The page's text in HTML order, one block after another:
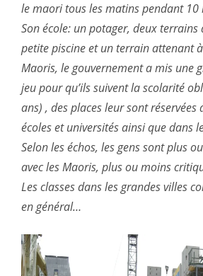
le maori tous les matins pendant
Son école: un potager, deux terrains
petite piscine et un terrain attenant
Maoris, le gouvernement a mis une
jeu pour qu’ils suivent la scolarité
ans) , des places leur sont réservées
écoles et universités ainsi que dans
Selon les échos, les gens sont plus
avec les Maoris, plus ou moins
Les classes dans les grandes villes
en général…